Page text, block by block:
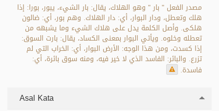
مصدر الفعل " بار " وهو الهلاك، يقال: بار الشيء، يبور، بورا: إذا
هلك وتعطل، ودار البوار، أي: دار الهلاك. وهم بور، أي: ضالون
هلكى. وأصل الكلمة يدل على هلاك الشيء وما يشبهه من
تعطله وخلوه. ويأتي البوار بمعنى الكساد، يقال: بارت السوق:
إذا كسدت، ومن هذا الوجه: الأرض البوار، أي: الخراب التي لم
تزرع. والبائر: الفاسد الذي لا خير فيه، ومنه سوق بائرة، أي:
فاسدة.
Asal Kata